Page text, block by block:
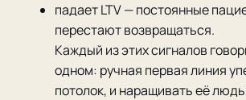
падает LTV — постоянные
перестают возвращаться.
Каждый из этих сигналов
одном: ручная первая линия
потолок, и наращивать её